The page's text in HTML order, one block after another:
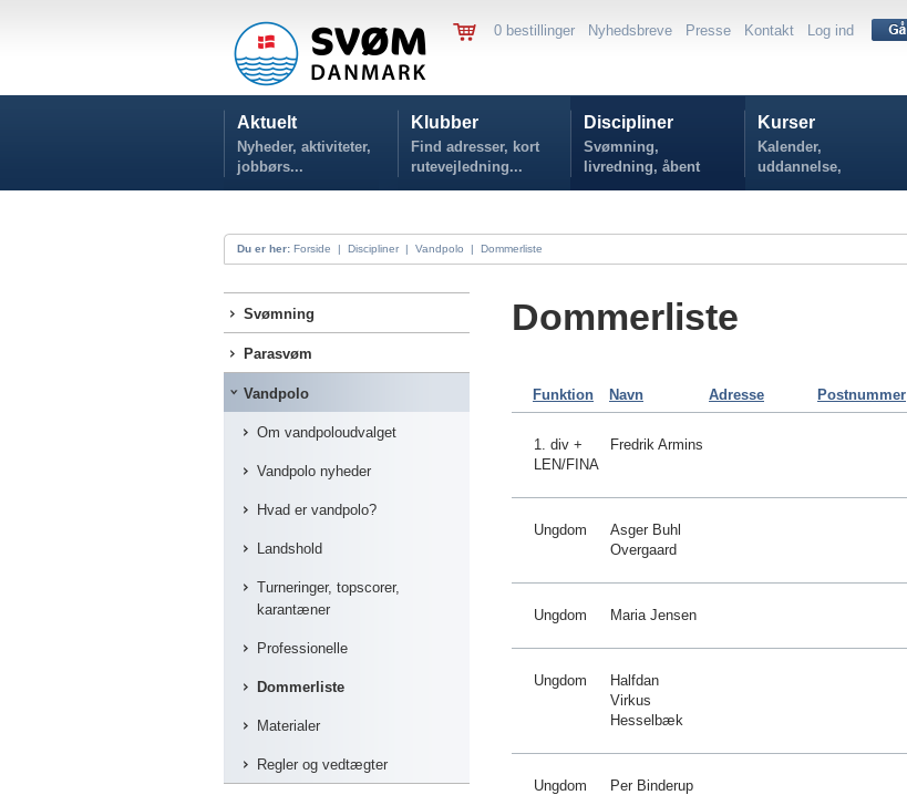
0 bestillinger Nyhedsbreve Presse Kontakt Log ind
Aktuelt
Nyheder, aktiviteter,
jobbørs...
Klubber
Find adresser, kort
rutevejledning...
Discipliner
Svømning,
livredning, åbent
vand...
Kurser
Kalender,
uddannelse,
tilmelding...
Du er her: Forside | Discipliner | Vandpolo | Dommerliste
Svømning
Parasvøm
Vandpolo
Om vandpoloudvalget
Vandpolo nyheder
Hvad er vandpolo?
Landshold
Turneringer, topscorer,
karantæner
Professionelle
Dommerliste
Materialer
Regler og vedtægter
Dommerliste
Funktion Navn Adresse Postnummer
1. div +
LEN/FINA
Fredrik Armins
Ungdom
Asger Buhl
Overgaard
Ungdom Maria Jensen
Ungdom
Halfdan
Virkus
Hesselbæk
Ungdom Per Binderup